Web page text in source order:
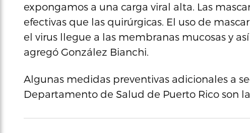
expongamos a una carga viral alta. Las
efectivas que las quirúrgicas. El uso de
el virus llegue a las membranas mucosas y
agregó González Bianchi.
Algunas medidas preventivas adicionales a
Departamento de Salud de Puerto Rico son